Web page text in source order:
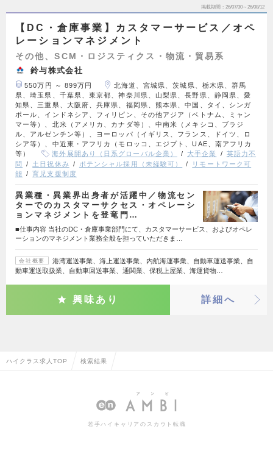
掲載期間 26/07/30～26/08/12
【DC・倉庫事業】カスタマーサービス／オペ
レーションマネジメント
その他、SCM・ロジスティクス・物流・貿易系
鈴与株式会社
550万円 ～ 899万円
北海道、宮城県、茨城県、栃木県、群馬
県、埼玉県、千葉県、東京都、神奈川県、山梨県、長野県、静岡県、愛
知県、三重県、大阪府、兵庫県、福岡県、熊本県、中国、タイ、シンガ
ポール、インドネシア、フィリピン、その他アジア（ベトナム、ミャン
マー等）、北米（アメリカ、カナダ等）、中南米（メキシコ、ブラジ
ル、アルゼンチン等）、ヨーロッパ（イギリス、フランス、ドイツ、ロ
シア等）、中近東・アフリカ（モロッコ、エジプト、UAE、南アフリカ
等）
海外展開あり（日系グローバル企業） 大手企業
英語力不
問
土日祝休み ポテンシャル採用（未経験可）
リモートワーク可
能
育児支援制度
異業種・異業界出身者が活躍中／物流セン
ターでのカスタマーサクセス・オペレーシ
ョンマネジメントを登竜門…
■仕事内容 当社のDC・倉庫事業部門にて、カスタマーサービス、およびオペレ
ーションのマネジメント業務全般を担っていただきま…
会社概要
港湾運送事業、海上運送事業、内航海運事業、自動車運送事業、自
動車運送取扱業、自動車回送事業、通関業、保税上屋業、海運貨物…
興味あり 詳細へ
ハイクラス求人TOP 検索結果
若手ハイキャリアのスカウト転職